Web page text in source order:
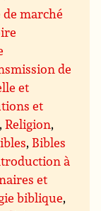
marché
de
et
et
,Religion,
, Bibles
à
et
biblique,